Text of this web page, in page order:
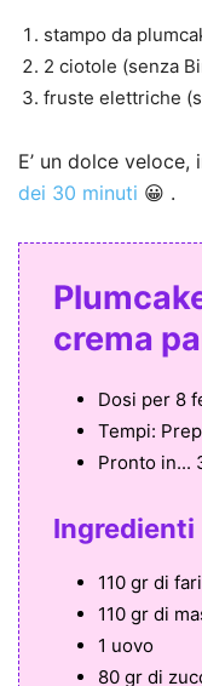
stampo da
2 ciotole (senza
fruste elettriche
E’ un dolce veloce,
dei 30 minuti 😀 .
crema
Dosi per 8
Tempi:
Pronto in...
Ingredienti
110 gr di
110 gr di
1 uovo
80 gr di